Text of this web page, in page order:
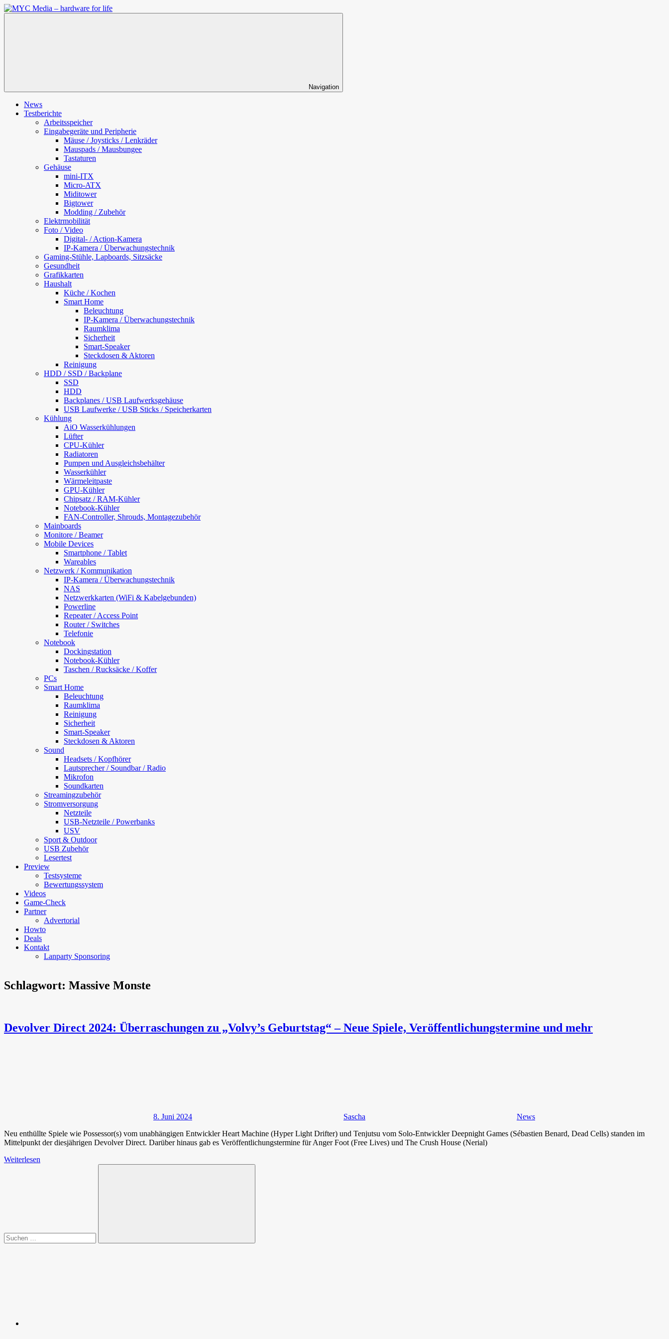
Zum
Inhalt
Navigation
News
Testberichte
Arbeitsspeicher
Eingabegeräte und Peripherie
Mäuse / Joysticks / Lenkräder
Mauspads / Mausbungee
Tastaturen
Gehäuse
mini-ITX
Micro-ATX
Miditower
Bigtower
Modding / Zubehör
Elektrmobilität
Foto / Video
Digital- / Action-Kamera
IP-Kamera / Überwachungstechnik
Gaming-Stühle, Lapboards, Sitzsäcke
Gesundheit
Grafikkarten
Haushalt
Küche / Kochen
Smart Home
Beleuchtung
IP-Kamera / Überwachungstechnik
Raumklima
Sicherheit
Smart-Speaker
Steckdosen & Aktoren
Reinigung
HDD / SSD / Backplane
SSD
HDD
Backplanes / USB Laufwerksgehäuse
USB Laufwerke / USB Sticks / Speicherkarten
Kühlung
AiO Wasserkühlungen
Lüfter
CPU-Kühler
Radiatoren
Pumpen und Ausgleichsbehälter
Wasserkühler
Wärmeleitpaste
GPU-Kühler
Chipsatz / RAM-Kühler
Notebook-Kühler
FAN-Controller, Shrouds, Montagezubehör
Mainboards
Monitore / Beamer
Mobile Devices
Smartphone / Tablet
Wareables
Netzwerk / Kommunikation
IP-Kamera / Überwachungstechnik
NAS
Netzwerkkarten (WiFi & Kabelgebunden)
Powerline
Repeater / Access Point
Router / Switches
Telefonie
Notebook
Dockingstation
Notebook-Kühler
Taschen / Rucksäcke / Koffer
PCs
Smart Home
Beleuchtung
Raumklima
Reinigung
Sicherheit
Smart-Speaker
Steckdosen & Aktoren
Sound
Headsets / Kopfhörer
Lautsprecher / Soundbar / Radio
Mikrofon
Soundkarten
Streamingzubehör
Stromversorgung
Netzteile
USB-Netzteile / Powerbanks
USV
Sport & Outdoor
USB Zubehör
Lesertest
Preview
Testsysteme
Bewertungssystem
Videos
Game-Check
Partner
Advertorial
Howto
Deals
Kontakt
Lanparty Sponsoring
Schlagwort: Massive Monste
Devolver Direct 2024: Überraschungen zu „Volvy’s Geburtstag“ – Neue Spiele, Veröffentlichungstermine und mehr
8. Juni 2024 Sascha
News
Neu enthüllte Spiele wie Possessor(s) vom unabhängigen Entwickler Heart Machine (Hyper Light Drifter) und Tenjutsu vom Solo-Entwickler Deepnight Games (Sébastien Benard, Dead Cells) standen im
Mittelpunkt der diesjährigen Devolver Direct. Darüber hinaus gab es Veröffentlichungstermine für Anger Foot (Free Lives) und The Crush House (Nerial)
Weiterlesen
Suchen